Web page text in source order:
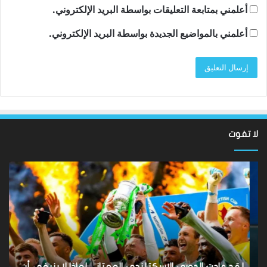
أعلمني بمتابعة التعليقات بواسطة البريد الإلكتروني.
أعلمني بالمواضيع الجديدة بواسطة البريد الإلكتروني.
لا تفوت
لقد
عادت
الدوري
الاسكتلندي
الممتاز
–
لماذا